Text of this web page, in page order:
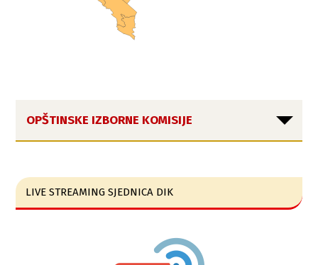
OPŠTINSKE IZBORNE KOMISIJE
LIVE STREAMING SJEDNICA DIK